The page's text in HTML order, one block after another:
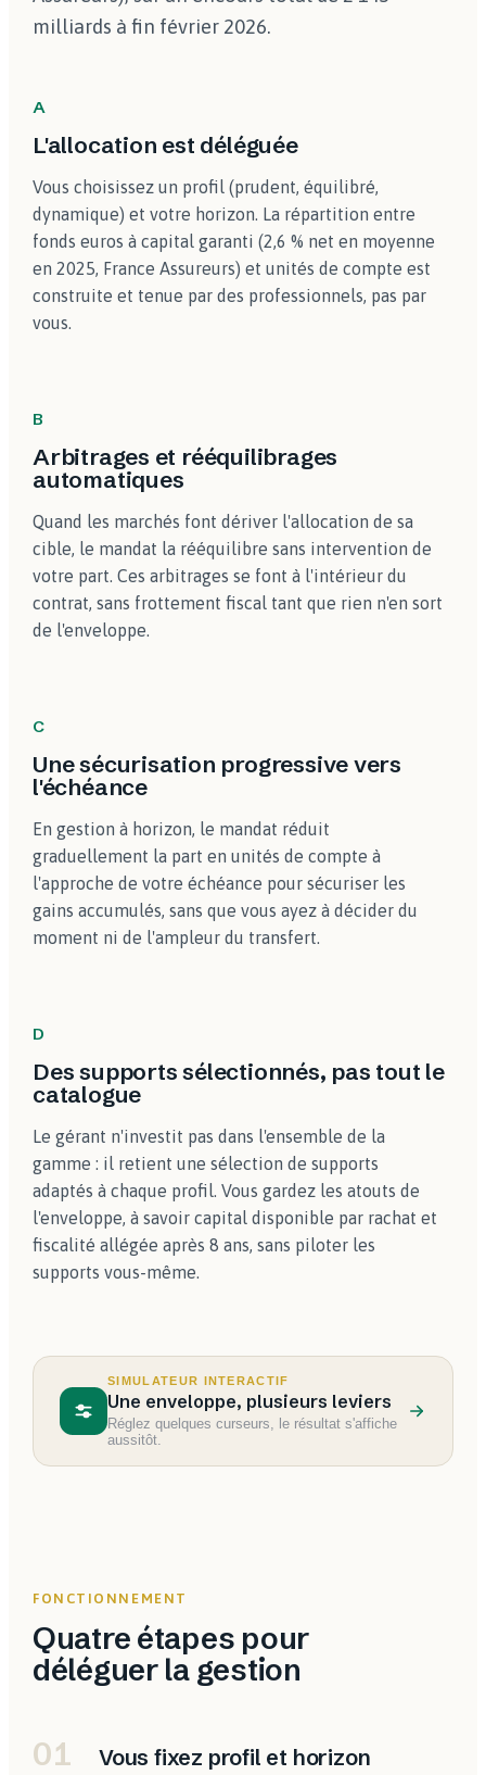
milliards à fin février 2026.
A
L'allocation est déléguée
Vous choisissez un profil (prudent, équilibré,
dynamique) et votre horizon. La répartition entre
fonds euros à capital garanti (2,6 % net en moyenne
en 2025, France Assureurs) et unités de compte est
construite et tenue par des professionnels, pas par
vous.
B
Arbitrages et rééquilibrages
automatiques
Quand les marchés font dériver l'allocation de sa
cible, le mandat la rééquilibre sans intervention de
votre part. Ces arbitrages se font à l'intérieur du
contrat, sans frottement fiscal tant que rien n'en sort
de l'enveloppe.
C
Une sécurisation progressive vers
l'échéance
En gestion à horizon, le mandat réduit
graduellement la part en unités de compte à
l'approche de votre échéance pour sécuriser les
gains accumulés, sans que vous ayez à décider du
moment ni de l'ampleur du transfert.
D
Des supports sélectionnés, pas tout le
catalogue
Le gérant n'investit pas dans l'ensemble de la
gamme : il retient une sélection de supports
adaptés à chaque profil. Vous gardez les atouts de
l'enveloppe, à savoir capital disponible par rachat et
fiscalité allégée après 8 ans, sans piloter les
supports vous-même.
SIMULATEUR INTERACTIF
Une enveloppe, plusieurs leviers
Réglez quelques curseurs, le résultat s'affiche
aussitôt.
FONCTIONNEMENT
Quatre étapes pour
déléguer la gestion
01 Vous fixez profil et horizon